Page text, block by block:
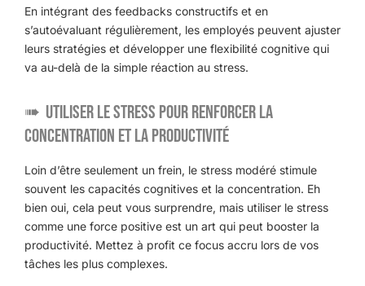
En intégrant des feedbacks constructifs et en
s’autoévaluant régulièrement, les employés peuvent ajuster
leurs stratégies et développer une flexibilité cognitive qui
va au-delà de la simple réaction au stress.
Utiliser le stress pour renforcer la
concentration et la productivité
Loin d’être seulement un frein, le stress modéré stimule
souvent les capacités cognitives et la concentration. Eh
bien oui, cela peut vous surprendre, mais utiliser le stress
comme une force positive est un art qui peut booster la
productivité. Mettez à profit ce focus accru lors de vos
tâches les plus complexes.